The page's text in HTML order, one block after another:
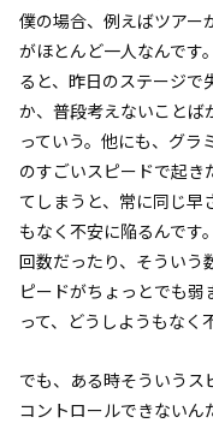
僕の場合、例えばツアー
がほとんど一人なんです
ると、昨日のステージで
か、普段考えないことば
っていう。他にも、グラ
のすごいスピードで起き
てしまうと、常に同じ早
もなく不安に陥るんです
回数だったり、そういう
ピードがちょっとでも弱
って、どうしようもなく
でも、ある時そういうス
コントロールできないん